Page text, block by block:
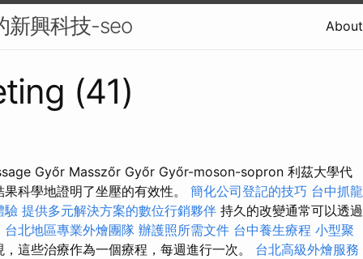
新興科技-seo About
(41)
Győr Masszőr Győr Győr-moson-sopron 利茲大學代
科學地證明了坐壓的有效性。 簡化公司登記的技巧 台中抓龍
驗 提供多元解決方案的數位行銷夥伴 持久的改變通常可以透過
台北地區專業外燴團隊 辦護照所需文件 台中養生療程 小型聚
，這些治療作為一個療程，每週進行一次。 台北高級外燴服務